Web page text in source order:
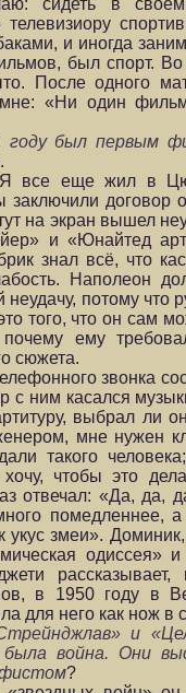
сидеть в
и иногда
был спорт.
После одного
«Ни один
году был первым
.
все еще жил в
договор
на экран вышел
и «Юнайтед
знал всё, что
Наполеон
потому что
того, что он сам
ему
сюжета.
звонка
с ним касался
выбрал ли
мне нужен
такого
чтобы это
отвечал: «Да, да,
помедленнее, а
укус змеи».
одиссея»
рассказывает,
в 1950 году в
для него как нож в
и
была война. Они
?